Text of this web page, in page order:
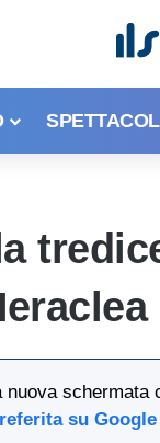
nuova schermata
su Google